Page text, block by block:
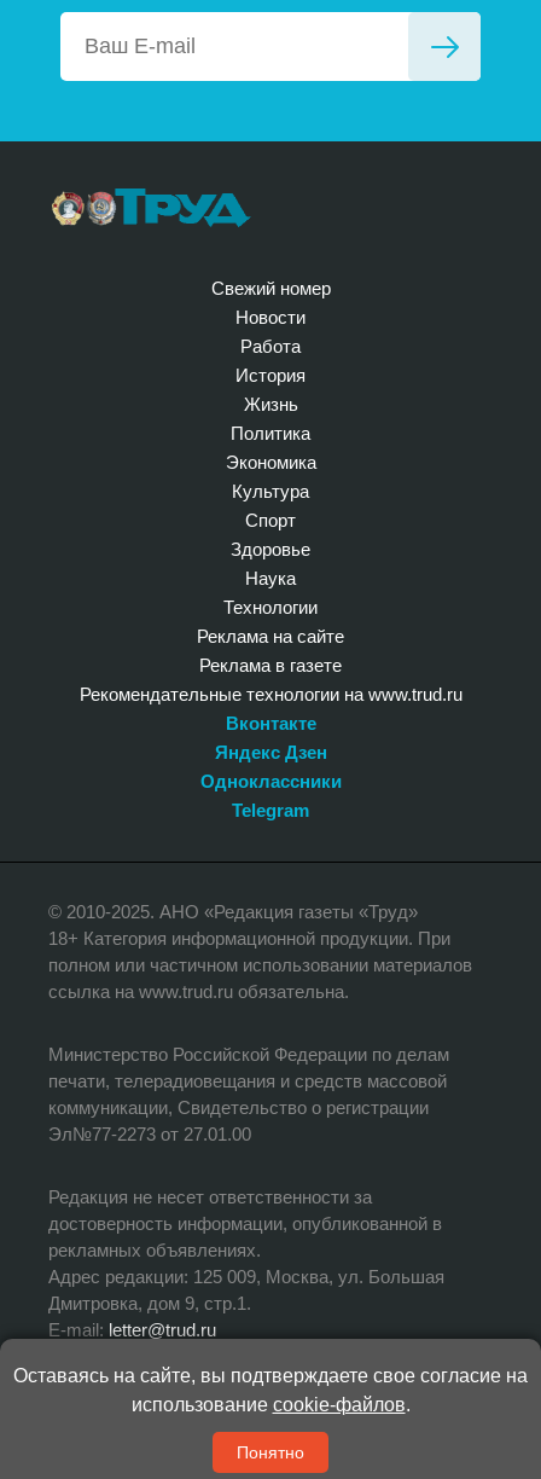
Свежий номер
Новости
Работа
История
Жизнь
Политика
Экономика
Культура
Спорт
Здоровье
Наука
Технологии
Реклама на сайте
Реклама в газете
Рекомендательные технологии на www.trud.ru
Вконтакте
Яндекс Дзен
Одноклассники
Telegram
© 2010-2025. АНО «Редакция газеты «Труд»
18+ Категория информационной продукции. При
полном или частичном использовании материалов
ссылка на www.trud.ru обязательна.
Министерство Российской Федерации по делам
печати, телерадиовещания и средств массовой
коммуникации, Свидетельство о регистрации
Эл№77-2273 от 27.01.00
Редакция не несет ответственности за
достоверность информации, опубликованной в
рекламных объявлениях.
Адрес редакции: 125 009, Москва, ул. Большая
Дмитровка, дом 9, стр.1.
E-mail: letter@trud.ru
УЧРЕДИТЕЛЬ: АНО «Редакция газеты «Труд»
ИЗДАТЕЛЬ: АНО «Редакция газеты «Труд»
ГЛАВНЫЙ РЕДАКТОР: Валерий Симонов
Оставаясь на сайте, вы подтверждаете свое согласие на
использование cookie-файлов.
Понятно